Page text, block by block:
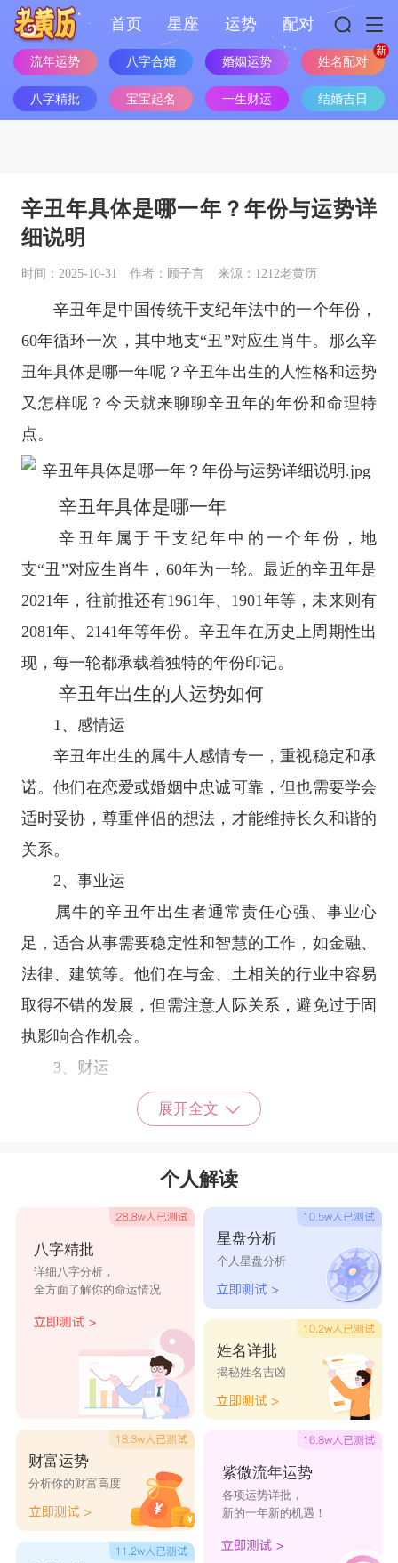
首页 星座 运势 配对
流年运势 八字合婚 婚姻运势 姓名配对
八字精批 宝宝起名 一生财运 结婚吉日
辛丑年具体是哪一年？年份与运势详
细说明
时间：2025-10-31 作者：顾子言 来源：1212老黄历
辛丑年是中国传统干支纪年法中的一个年份，
60年循环一次，其中地支“丑”对应生肖牛。那么辛
丑年具体是哪一年呢？辛丑年出生的人性格和运势
又怎样呢？今天就来聊聊辛丑年的年份和命理特
点。
辛丑年具体是哪一年
辛丑年属于干支纪年中的一个年份，地
支“丑”对应生肖牛，60年为一轮。最近的辛丑年是
2021年，往前推还有1961年、1901年等，未来则有
2081年、2141年等年份。辛丑年在历史上周期性出
现，每一轮都承载着独特的年份印记。
辛丑年出生的人运势如何
1、感情运
辛丑年出生的属牛人感情专一，重视稳定和承
诺。他们在恋爱或婚姻中忠诚可靠，但也需要学会
适时妥协，尊重伴侣的想法，才能维持长久和谐的
关系。
2、事业运
属牛的辛丑年出生者通常责任心强、事业心
足，适合从事需要稳定性和智慧的工作，如金融、
法律、建筑等。他们在与金、土相关的行业中容易
取得不错的发展，但需注意人际关系，避免过于固
执影响合作机会。
3、财运
辛丑年出生的人财运稳健，勤劳且擅长理财，
偏向保守型投资，如储蓄或房地产。不过也需警惕
免因冲动造成财务损失。
4、健康运
辛丑年出生的人在健康方面要关注肺部和消化
系统等与金土相关的部位。建议保持良好的作息和
饮食习惯，适量锻炼，预防相关疾病，保持身心健
展开全文
个人解读
八字精批
详细八字分析，
全方面了解你的命运情况
财富运势
分析你的财富高度
星盘分析
个人星盘分析
姓名详批
揭秘姓名吉凶
紫微流年运势
各项运势详批，
新的一年新的机遇！